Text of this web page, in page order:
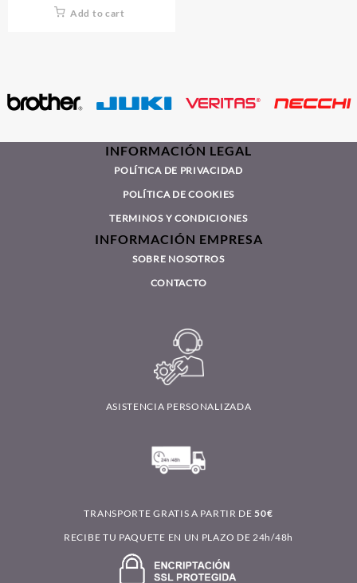
Add to cart
INFORMACIÓN LEGAL
POLÍTICA DE PRIVACIDAD
POLÍTICA DE COOKIES
TERMINOS Y CONDICIONES
INFORMACIÓN EMPRESA
SOBRE NOSOTROS
CONTACTO
ASISTENCIA PERSONALIZADA
TRANSPORTE GRATIS A PARTIR DE50€
RECIBE TU PAQUETE EN UN PLAZO DE 24h/48h